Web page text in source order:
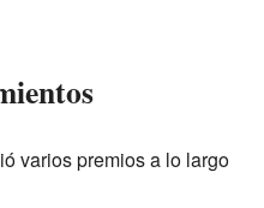
varios premios a lo largo